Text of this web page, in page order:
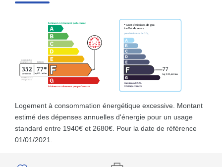
Logement à consommation énergétique excessive. Montant
estimé des dépenses annuelles d'énergie pour un usage
standard entre 1940€ et 2680€. Pour la date de référence
01/01/2021.